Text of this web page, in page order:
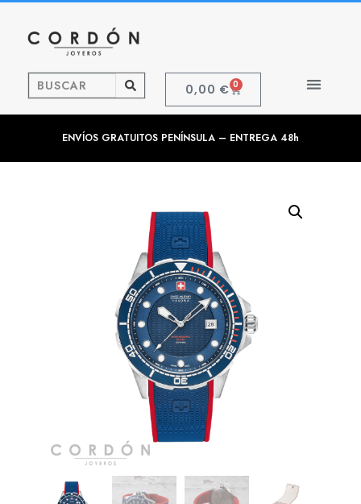
0,00 € 0
ENVÍOS GRATUITOS PENÍNSULA – ENTREGA 48h